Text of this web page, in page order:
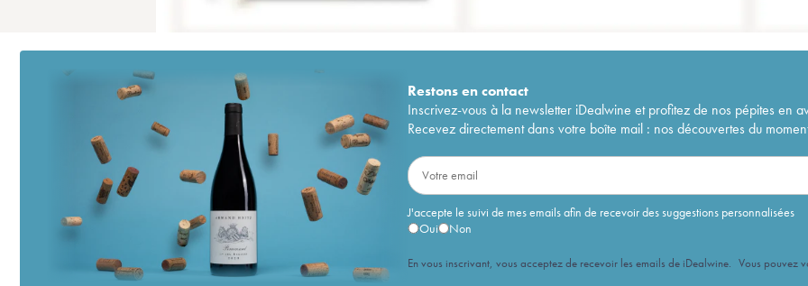
Restons encontact
Inscrivez-vous à la newsletter iDealwine et profitez de nos pépites en
Recevez directement dans votre boîte mail : nos découvertes du
J'accepte le suivi de mes emails afin de recevoir des suggestions personnalisées
Oui
Non
En vous inscrivant, vous acceptez de recevoir les emails de iDealwine. Vous pouvez